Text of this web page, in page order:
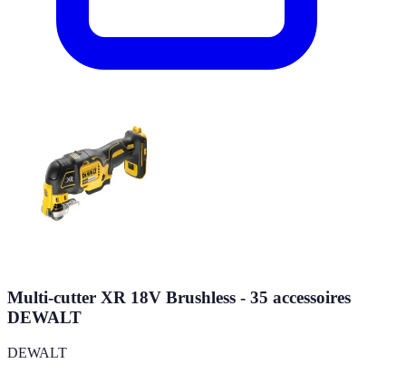
Multi-cutter XR 18V Brushless - 35 accessoires
DEWALT
DEWALT